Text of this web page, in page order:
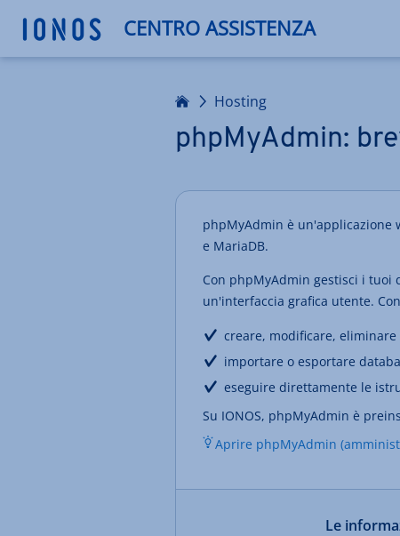
CENTRO ASSISTENZA
Homepage Hosting
phpMyAdmin:
phpMyAdmin è un'applicazione
e MariaDB.
Con phpMyAdmin gestisci i tuoi
un'interfaccia grafica utente.
creare, modificare,
importare o esportare
eseguire direttamente le
Su IONOS, phpMyAdmin è
Aprire phpMyAdmin
Le